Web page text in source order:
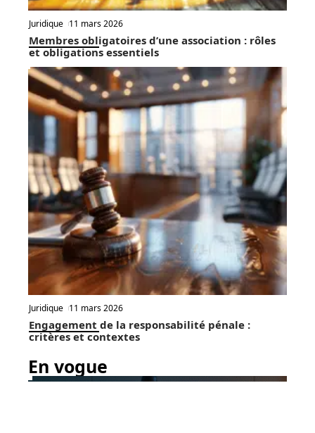
Juridique 11 mars 2026
Membres obligatoires d’une association : rôles
et obligations essentiels
Juridique 11 mars 2026
Engagement de la responsabilité pénale :
critères et contextes
En vogue